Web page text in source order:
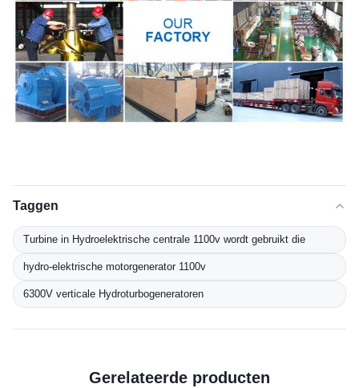
Taggen
Turbine in Hydroelektrische centrale 1100v wordt gebruikt die
hydro-elektrische motorgenerator 1100v
6300V verticale Hydroturbogeneratoren
Gerelateerde producten